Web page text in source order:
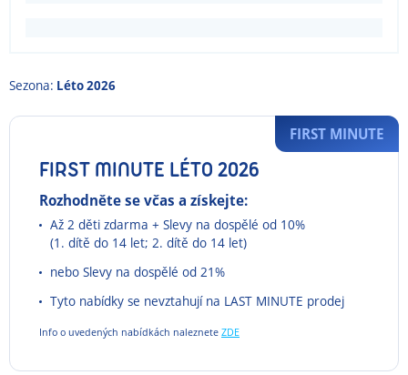
Sezona: Léto 2026
FIRST MINUTE LÉTO 2026
Rozhodněte se včas a získejte:
Až 2 děti zdarma + Slevy na dospělé od 10%
(1. dítě do 14 let; 2. dítě do 14 let)
nebo Slevy na dospělé od 21%
Tyto nabídky se nevztahují na LAST MINUTE prodej
Info o uvedených nabídkách naleznete ZDE
FIRST MINUTE